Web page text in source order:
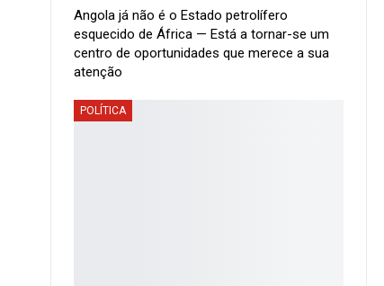
Angola já não é o Estado petrolífero
esquecido de África — Está a tornar-se um
centro de oportunidades que merece a sua
atenção
POLÍTICA